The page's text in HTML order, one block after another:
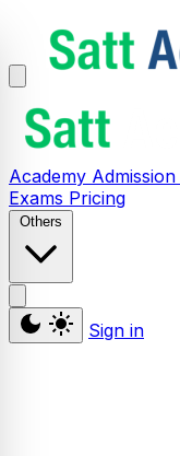
Academy Admission
Exams Pricing
Others
Sign in